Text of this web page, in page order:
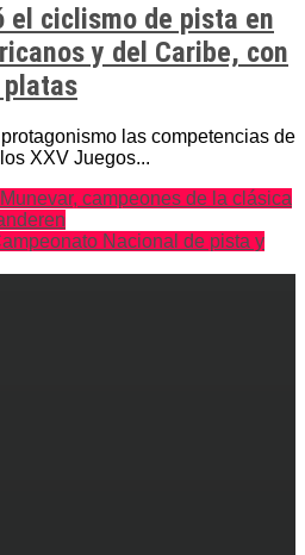
el ciclismo de pista en
y del Caribe, con
platas
las competencias de
XXV Juegos...
campeones de la clásica
Nacional de pista y